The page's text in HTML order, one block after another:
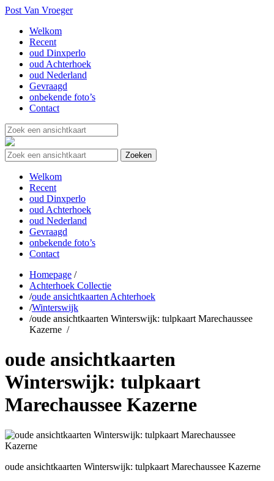
Post Van Vroeger
Welkom
Recent
oud Dinxperlo
oud Achterhoek
oud Nederland
Gevraagd
onbekende foto’s
Contact
Welkom
Recent
oud Dinxperlo
oud Achterhoek
oud Nederland
Gevraagd
onbekende foto’s
Contact
Homepage /
Achterhoek Collectie
/oude ansichtkaarten Achterhoek
/Winterswijk
/oude ansichtkaarten Winterswijk: tulpkaart Marechaussee
Kazerne /
oude ansichtkaarten
Winterswijk: tulpkaart
Marechaussee Kazerne
oude ansichtkaarten Winterswijk: tulpkaart Marechaussee Kazerne